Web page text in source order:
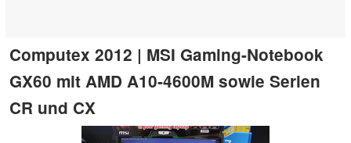
Computex 2012 | MSI Gaming-Notebook
GX60 mit AMD A10-4600M sowie Serien
CR und CX